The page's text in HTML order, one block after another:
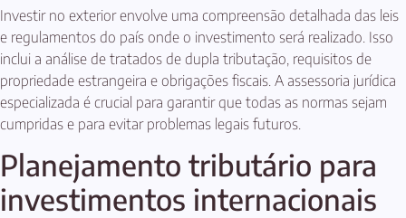
Investir no exterior envolve uma compreensão detalhada das leis
e regulamentos do país onde o investimento será realizado. Isso
inclui a análise de tratados de dupla tributação, requisitos de
propriedade estrangeira e obrigações fiscais. A assessoria jurídica
especializada é crucial para garantir que todas as normas sejam
cumpridas e para evitar problemas legais futuros.
Planejamento tributário para
investimentos internacionais